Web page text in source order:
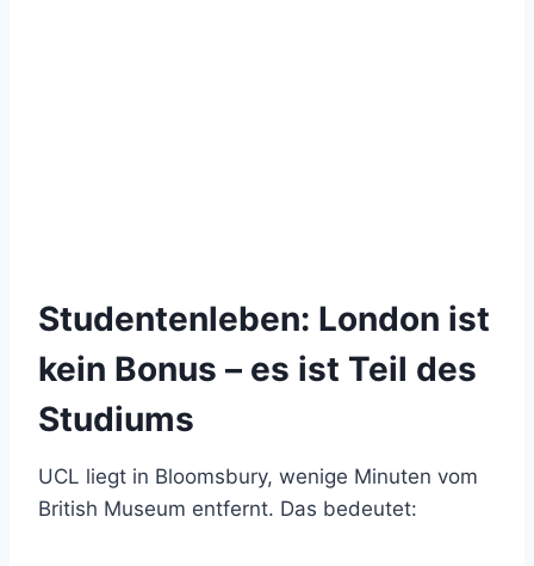
Studentenleben: London ist
kein Bonus – es ist Teil des
Studiums
UCL liegt in Bloomsbury, wenige Minuten vom
British Museum entfernt. Das bedeutet: